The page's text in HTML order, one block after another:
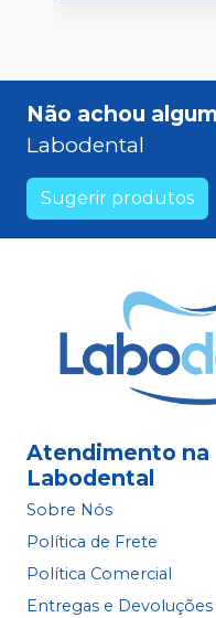
Não achou
Labodental
Sugerir produtos
Atendimento na
Labodental
Sobre Nós
Política de Frete
Política Comercial
Entregas e Devoluções